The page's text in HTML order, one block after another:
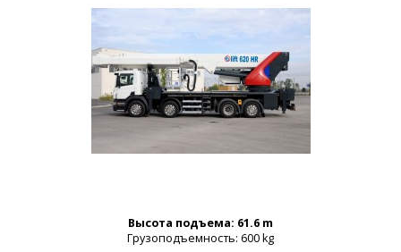
Высота подъема: 61.6 m
Грузоподъемность: 600 kg